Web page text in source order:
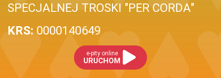
SPECJALNEJ TROSKI "PER CORDA"
KRS: 0000140649
e-pity online
URUCHOM